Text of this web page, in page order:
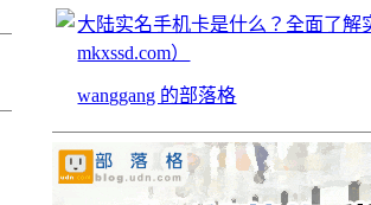
大陆实名手机卡是什么？全面了解
mkxssd.com）
wanggang 的部落格